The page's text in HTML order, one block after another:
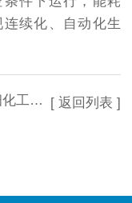
续化、自动化生
前景 [ 返回列表 ]